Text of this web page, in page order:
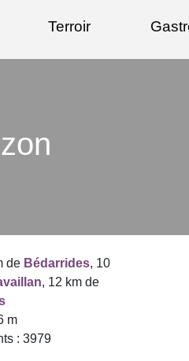
Terroir
de Bédarrides, 10
, 12 km de
m
: 3979